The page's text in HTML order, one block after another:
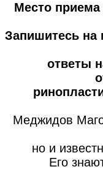
Место
Запишитесь на
ответы
Меджидов
но и
Его